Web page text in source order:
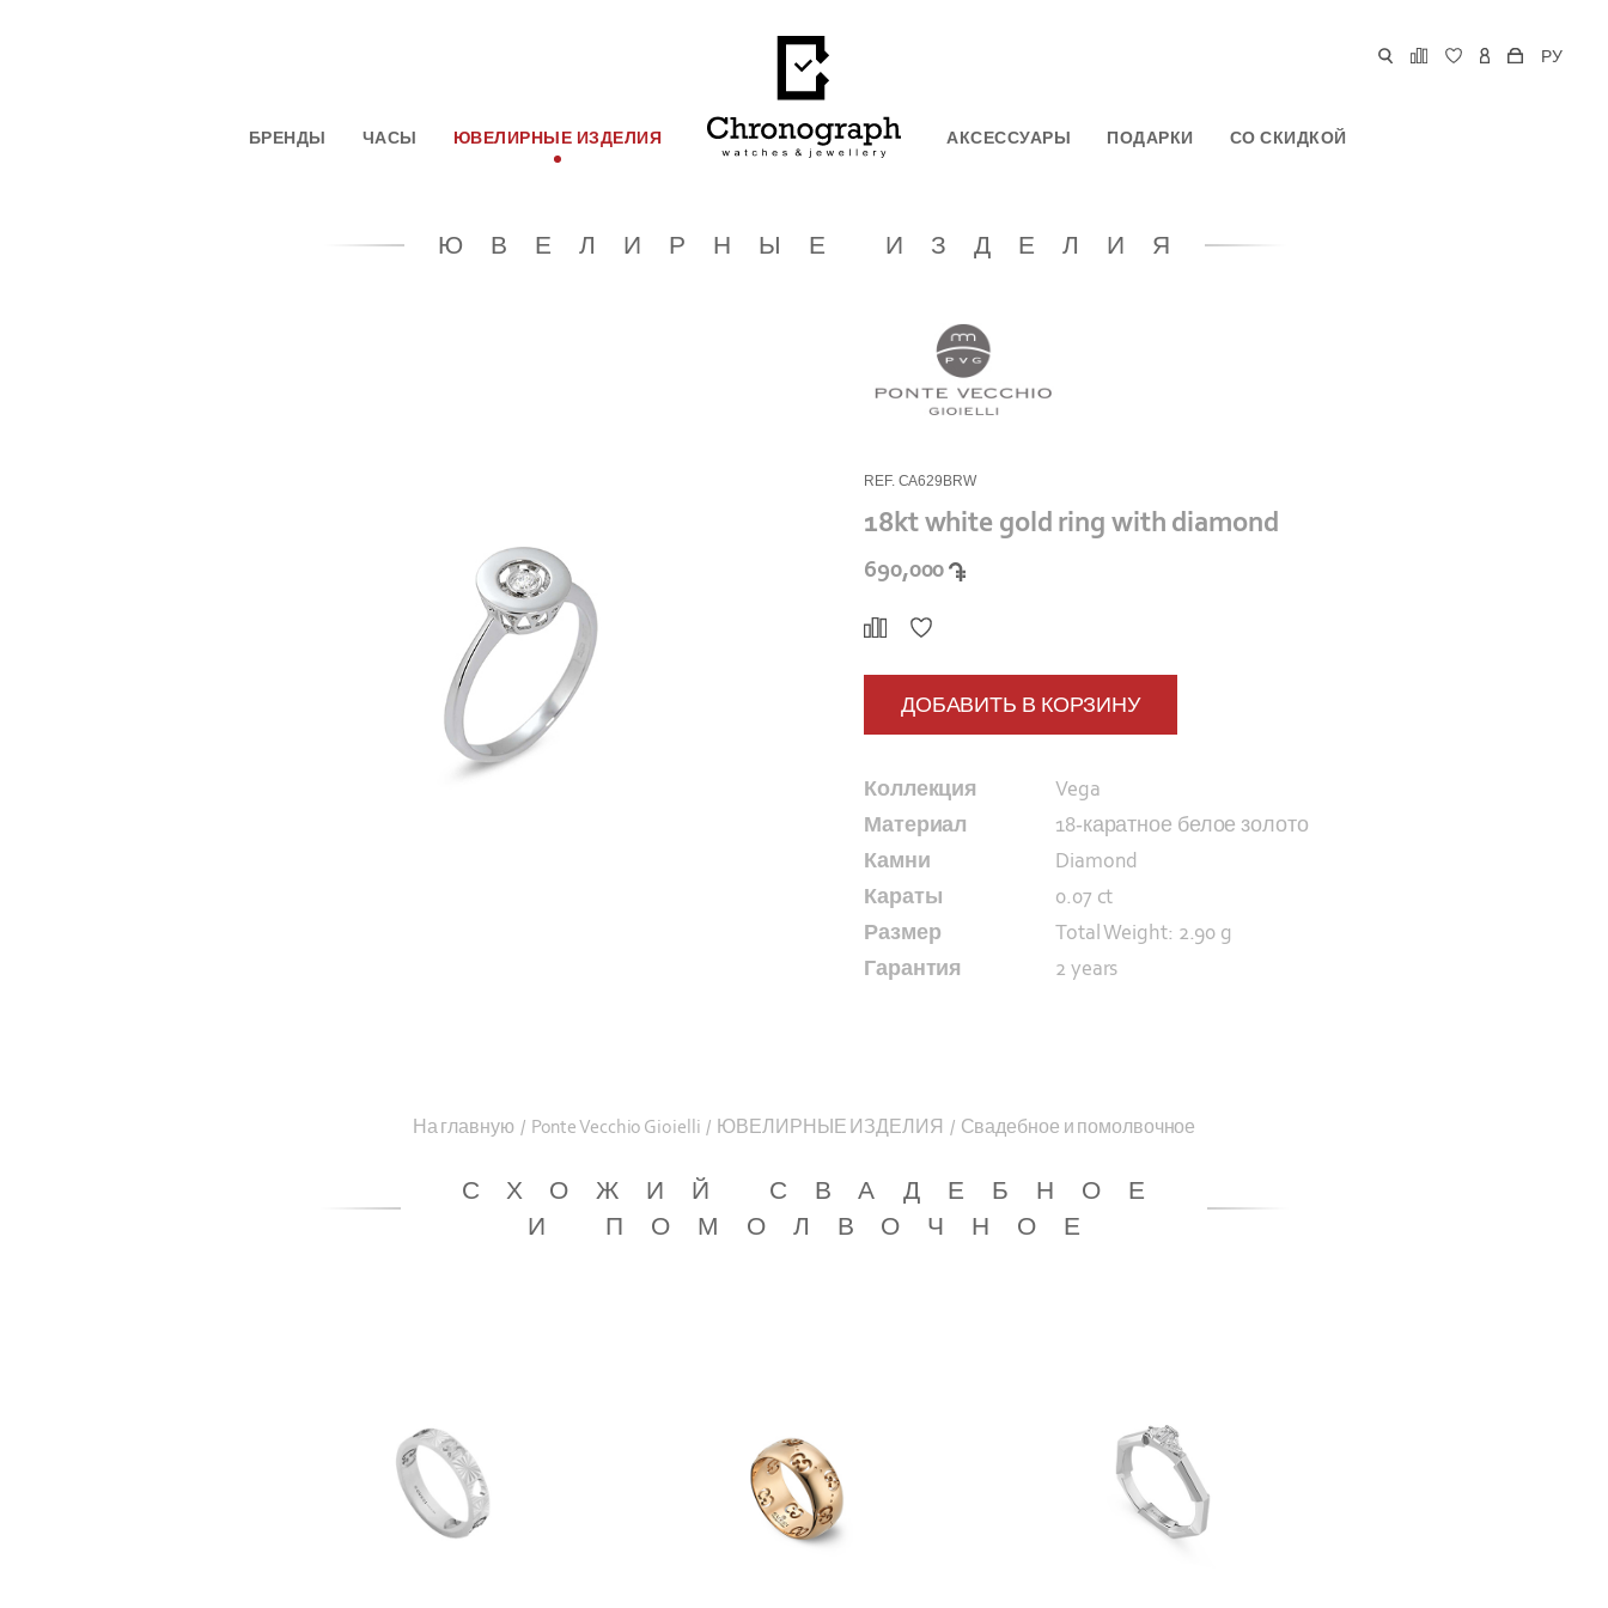
РУ
БРЕНДЫ ЧАСЫ ЮВЕЛИРНЫЕ ИЗДЕЛИЯ АКСЕССУАРЫ ПОДАРКИ СО СКИДКОЙ
ЮВЕЛИРНЫЕ ИЗДЕЛИЯ
REF. CA629BRW
18kt white gold ring with diamond
690,000
ДОБАВИТЬ В КОРЗИНУ
Коллекция
Vega
Материал
18-каратное белое золото
Камни
Diamond
Караты
0.07 ct
Размер
Total Weight: 2.90 g
Гарантия
2 years
На главную / Ponte Vecchio Gioielli / ЮВЕЛИРНЫЕ ИЗДЕЛИЯ / Свадебное и помолвочное
СХОЖИЙ СВАДЕБНОЕ
И ПОМОЛВОЧНОЕ